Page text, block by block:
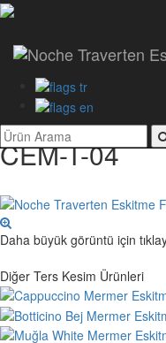
Numune Talebi
Noche
Fayans
CEM-T-04
Daha büyük görüntü için
Diğer Ters Kesim Ürünleri